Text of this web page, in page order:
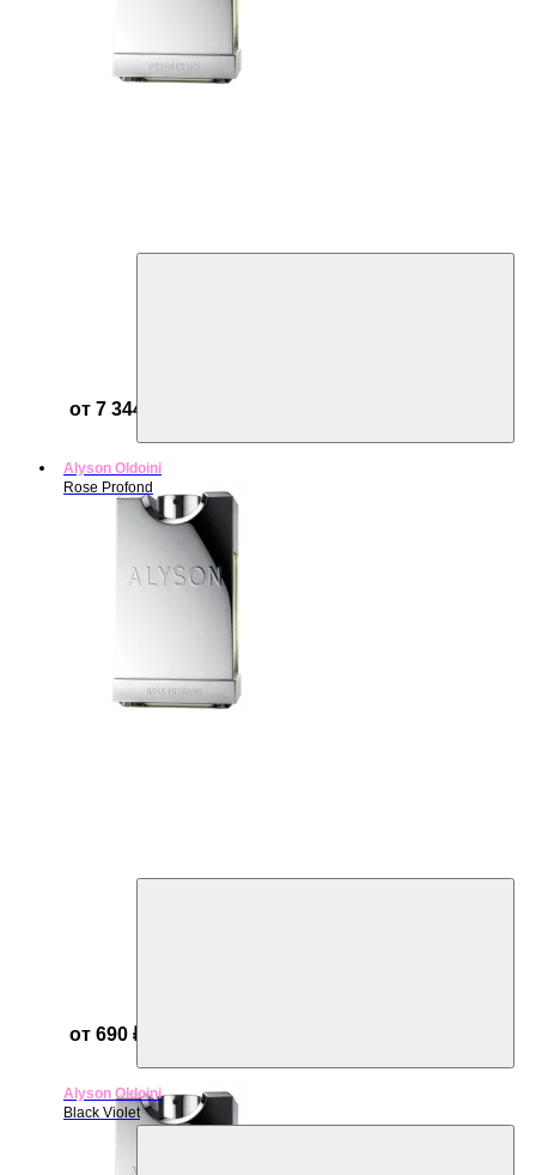
от 7 344 ₽
Alyson Oldoini
Rose Profond
от 690 ₽
Alyson Oldoini
Black Violet